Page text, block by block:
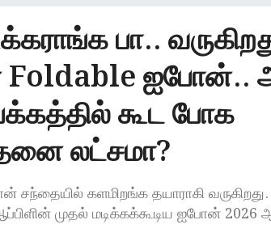
பா..
Foldable
கூட போக
லட்சமா?
சந்தையில் களமிறங்க தயாராகி வருகிறது.
முதல் மடிக்கக்கூடிய ஐபோன்